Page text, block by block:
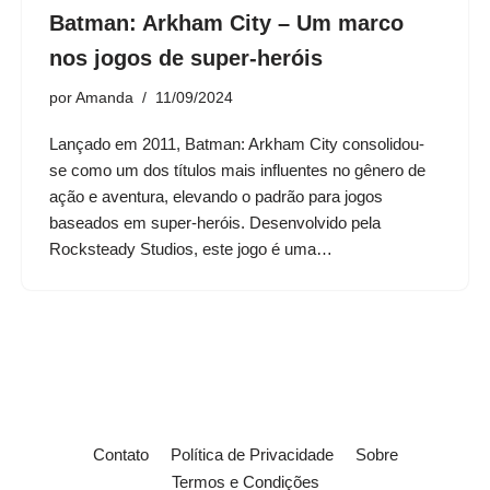
Batman: Arkham City – Um marco
nos jogos de super-heróis
por Amanda 11/09/2024
Lançado em 2011, Batman: Arkham City consolidou-
se como um dos títulos mais influentes no gênero de
ação e aventura, elevando o padrão para jogos
baseados em super-heróis. Desenvolvido pela
Rocksteady Studios, este jogo é uma…
Contato Política de Privacidade
Sobre
Termos e Condições